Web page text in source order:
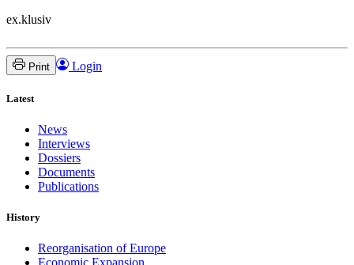
ex.klusiv
Print Login
Latest
News
Interviews
Dossiers
Documents
Publications
History
Reorganisation of Europe